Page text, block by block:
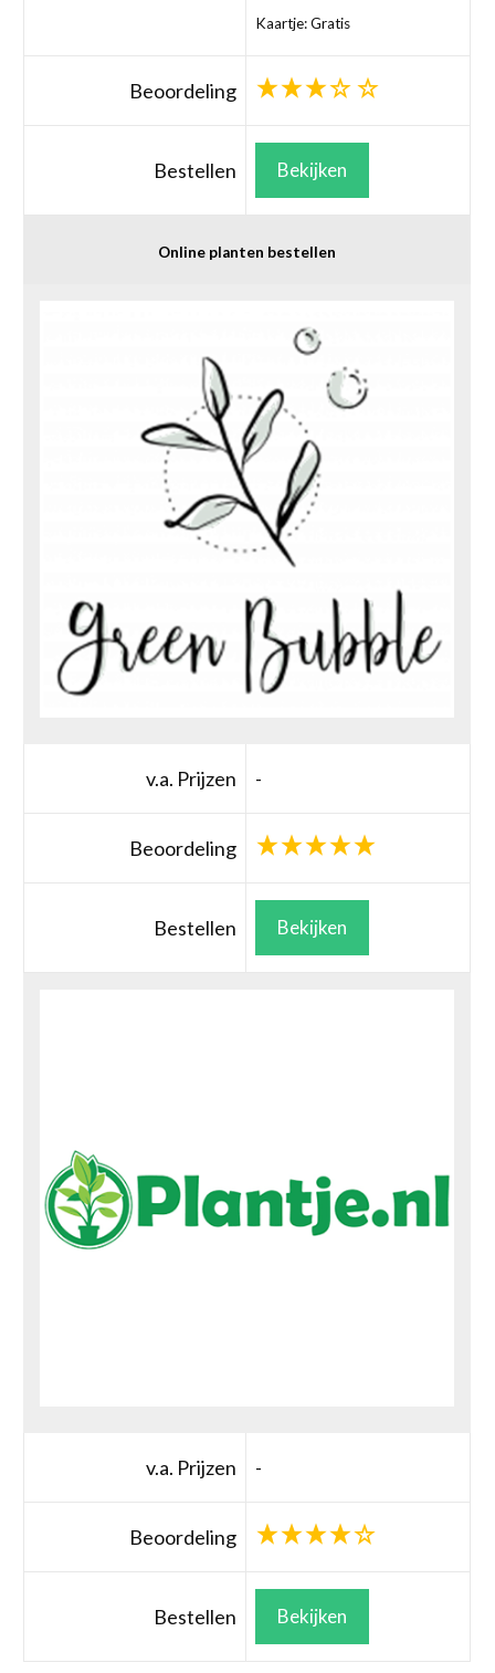
Kaartje: Gratis
Beoordeling
Bestellen Bekijken
Online planten bestellen
v.a. Prijzen -
Beoordeling
Bestellen Bekijken
v.a. Prijzen -
Beoordeling
Bestellen Bekijken